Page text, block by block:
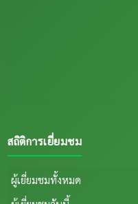
สถิติการเยี่ยมชม
ผู้เยี่ยมชมทั้งหมด